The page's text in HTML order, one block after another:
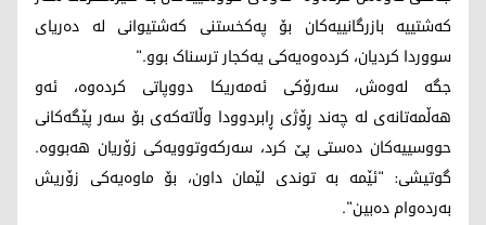
کەشتییە بازرگانییەکان بۆ پەکخستنی کەشتیوانی لە دەریای
سووردا کردیان، کردەوەیەکی یەکجار ترسناک بوو."
جگە لەوەش، سەرۆکی ئەمەریکا دووپاتی کردەوە، ئەو
هەڵمەتانەی لە چەند ڕۆژی ڕابردوودا وڵاتەکەی بۆ سەر پێگەکانی
حووسییەکان دەستی پێ کرد، سەرکەوتوویەکی زۆریان هەبووە.
گوتیشی: "ئێمە بە توندی لێمان داون، بۆ ماوەیەکی زۆریش
بەردەوام دەبین".